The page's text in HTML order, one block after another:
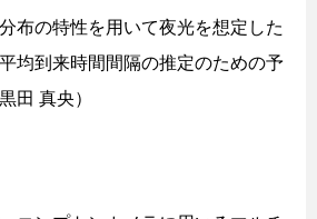
布の特性を用いて夜光を想定した
均到来時間間隔の推定のための予
田 真央）